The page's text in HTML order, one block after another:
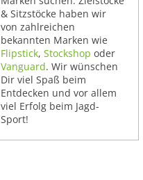
& Sitzstöcke haben wir
von zahlreichen
bekannten Marken wie
Flipstick, Stockshop oder
Vanguard. Wir wünschen
Dir viel Spaß beim
Entdecken und vor allem
viel Erfolg beim Jagd-
Sport!